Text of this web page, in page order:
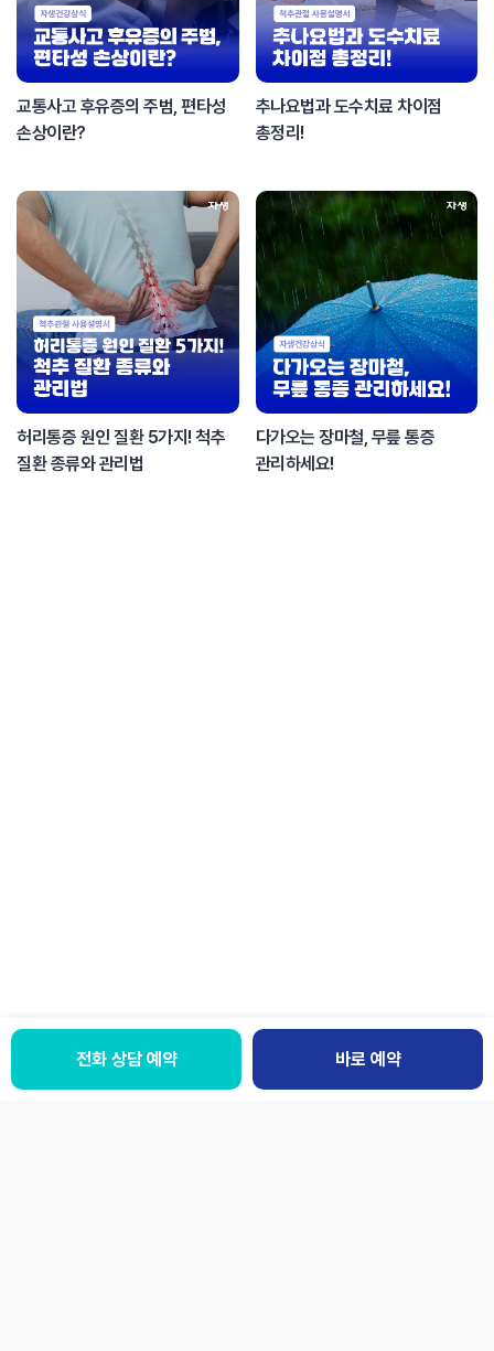
교통사고 후유증의 주범, 편타성
손상이란?
추나요법과 도수치료 차이점
총정리!
허리통증 원인 질환 5가지! 척추
질환 종류와 관리법
다가오는 장마철, 무릎 통증
관리하세요!
전화 상담 예약 바로 예약